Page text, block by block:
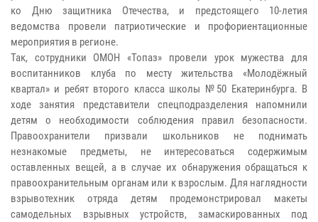
ко Дню защитника Отечества, и предстоящего 10-летия
ведомства провели патриотические и профориентационные
мероприятия в регионе.
Так, сотрудники ОМОН «Топаз» провели урок мужества для
воспитанников клуба по месту жительства «Молодёжный
квартал» и ребят второго класса школы №50 Екатеринбурга. В
ходе занятия представители спецподразделения напомнили
детям о необходимости соблюдения правил безопасности.
Правоохранители призвали школьников не поднимать
незнакомые предметы, не интересоваться содержимым
оставленных вещей, а в случае их обнаружения обращаться к
правоохранительным органам или к взрослым. Для наглядности
взрывотехник отряда детям продемонстрировал макеты
самодельных взрывных устройств, замаскированных под